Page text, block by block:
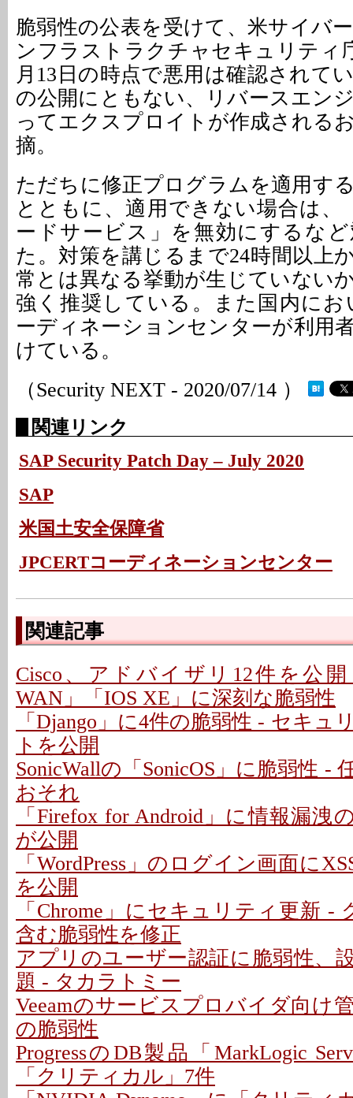
脆弱性の公表を受けて、米サイバ
ンフラストラクチャセキュリティ
月13日の時点で悪用は確認されて
の公開にともない、リバースエン
ってエクスプロイトが作成される
摘。
ただちに修正プログラムを適用す
とともに、適用できない場合は、
ードサービス」を無効にするな
た。対策を講じるまで24時間以上
常とは異なる挙動が生じていない
強く推奨している。また国内にお
ーディネーションセンターが利用
けている。
（Security NEXT - 2020/07/14 ）
関連リンク
SAP Security Patch Day – July 2020
SAP
米国土安全保障省
JPCERTコーディネーションセンター
関連記事
Cisco、アドバイザリ12件を公開
WAN」「IOS XE」に深刻な脆弱性
「Django」に4件の脆弱性 - セキュ
トを公開
SonicWallの「SonicOS」に脆弱性 -
おそれ
「Firefox for Android」に情報漏洩
が公開
「WordPress」のログイン画面に
を公開
「Chrome」にセキュリティ更新 -
含む脆弱性を修正
アプリのユーザー認証に脆弱性、
題 - タカラトミー
Veeamのサービスプロバイダ向け
の脆弱性
ProgressのDB製品「MarkLogic
「クリティカル」7件